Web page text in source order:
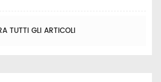
TUTTI GLI ARTICOLI